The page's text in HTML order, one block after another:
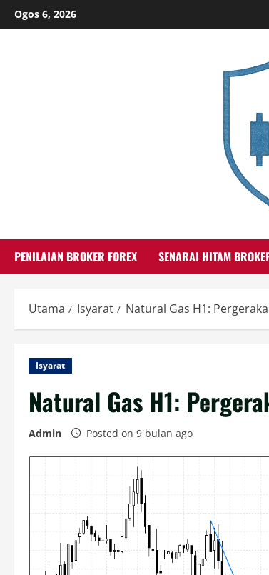
Skip
to
Ogos 6, 2026
PENILAIAN BROKER FOREX SENARAI HITAM
Utama Isyarat Natural Gas H1:
Isyarat
Natural Gas H1:
Admin Posted on 9 bulan ago